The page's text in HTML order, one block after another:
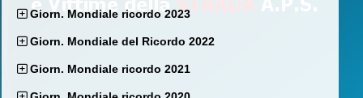
Giorn. Mondiale ricordo 2023
Giorn. Mondiale del Ricordo 2022
Giorn. Mondiale ricordo 2021